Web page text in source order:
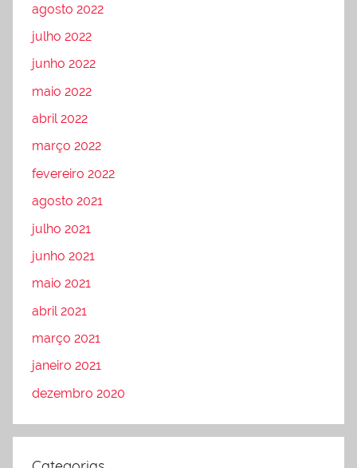
agosto 2022
julho 2022
junho 2022
maio 2022
abril 2022
março 2022
fevereiro 2022
agosto 2021
julho 2021
junho 2021
maio 2021
abril 2021
março 2021
janeiro 2021
dezembro 2020